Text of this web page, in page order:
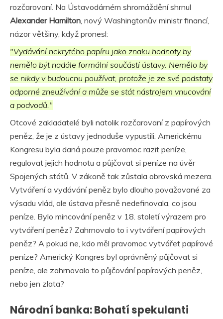
rozčarovaní. Na Ústavodárném shromáždění shrnul
Alexander Hamilton, nový Washingtonův ministr financí,
názor většiny, když pronesl:
"Vydávání nekrytého papíru jako znaku hodnoty by
nemělo být nadále formální součástí ústavy. Nemělo by
se nikdy v budoucnu používat, protože je ze své podstaty
odporné zneužívání a může se stát nástrojem vnucování
a podvodů."
Otcové zakladatelé byli natolik rozčarovaní z papírových
peněz, že je z ústavy jednoduše vypustili. Americkému
Kongresu byla daná pouze pravomoc razit peníze,
regulovat jejich hodnotu a půjčovat si peníze na úvěr
Spojených států. V zákoně tak zůstala obrovská mezera.
Vytváření a vydávání peněz bylo dlouho považované za
výsadu vlád, ale ústava přesně nedefinovala, co jsou
peníze. Bylo mincování peněz v 18. století výrazem pro
vytváření peněz? Zahrnovalo to i vytváření papírových
peněz? A pokud ne, kdo měl pravomoc vytvářet papírové
peníze? Americký Kongres byl oprávněný půjčovat si
peníze, ale zahrnovalo to půjčování papírových peněz,
nebo jen zlata?
Národní banka: Bohatí spekulanti